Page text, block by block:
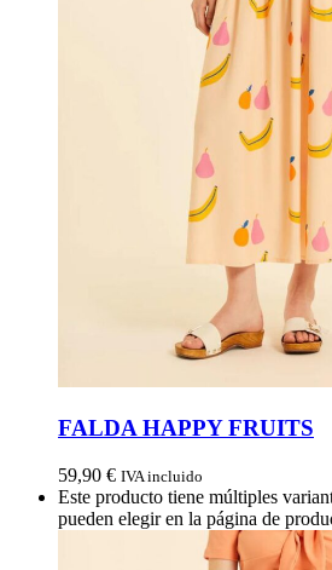
FALDA HAPPY FRUITS
59,90 € IVA incluido
Este producto tiene múltiples
pueden elegir en la página de